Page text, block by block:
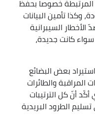
خصوصا بحفظ
تأمين البيانات
السيبرانية
كانت جديدة،
بعض البضائع
والطائرات
أنّ كل الترتيبات
الطرود البريدية